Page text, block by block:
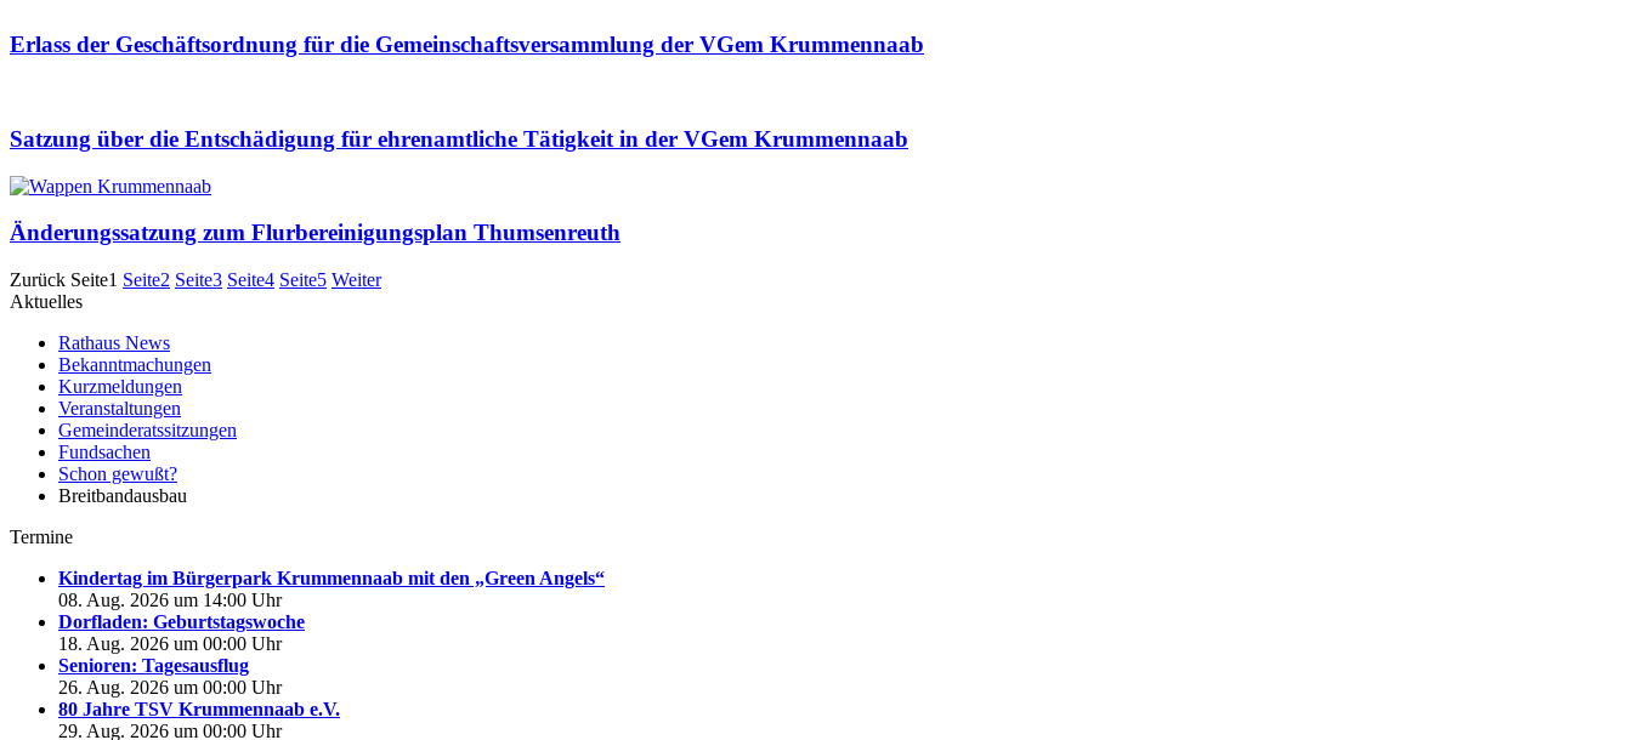
Erlass der Geschäftsordnung für die Gemeinschaftsversammlung der VGem Krummennaab
Satzung über die Entschädigung für ehrenamtliche Tätigkeit in der VGem Krummennaab
Änderungssatzung zum Flurbereinigungsplan Thumsenreuth
Zurück Seite1 Seite2 Seite3 Seite4 Seite5 Weiter
Aktuelles
Rathaus News
Bekanntmachungen
Kurzmeldungen
Veranstaltungen
Gemeinderatssitzungen
Fundsachen
Schon gewußt?
Breitbandausbau
Termine
Kindertag im Bürgerpark Krummennaab mit den „Green Angels“
08. Aug. 2026 um 14:00 Uhr
Dorfladen: Geburtstagswoche
18. Aug. 2026 um 00:00 Uhr
Senioren: Tagesausflug
26. Aug. 2026 um 00:00 Uhr
80 Jahre TSV Krummennaab e.V.
29. Aug. 2026 um 00:00 Uhr